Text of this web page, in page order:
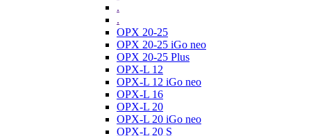
.
.
OPX 20-25
OPX 20-25 iGo neo
OPX 20-25 Plus
OPX-L 12
OPX-L 12 iGo neo
OPX-L 16
OPX-L 20
OPX-L 20 iGo neo
OPX-L 20 S